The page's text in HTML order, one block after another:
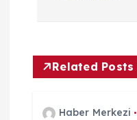
n
m
Related Posts
Haber Merkezi